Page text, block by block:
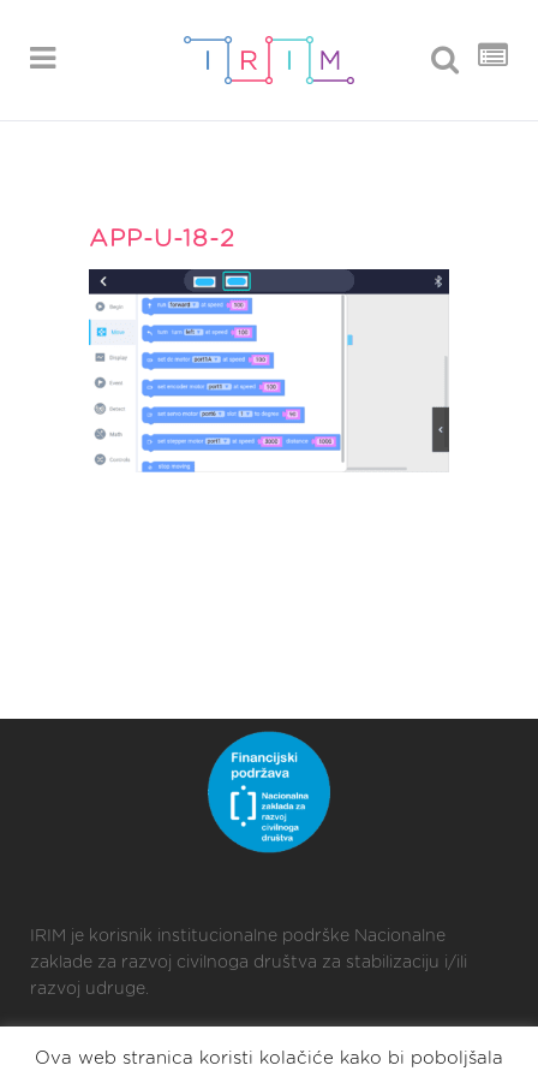
APP-U-18-2
IRIM je korisnik institucionalne podrške Nacionalne
zaklade za razvoj civilnoga društva za stabilizaciju i/ili
razvoj udruge.
Ova web stranica koristi kolačiće kako bi poboljšala